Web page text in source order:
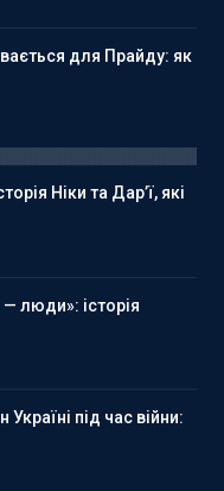
для Прайду: як
Ніки та Дар’ї, які
люди»: історія
під час війни: